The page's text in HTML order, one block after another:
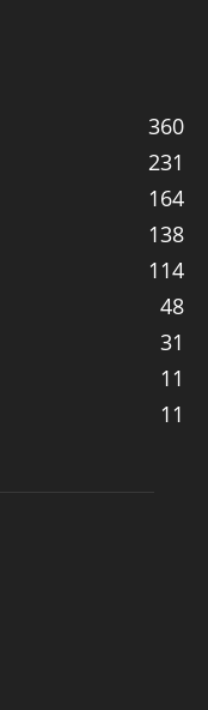
360
231
164
138
114
48
31
11
11